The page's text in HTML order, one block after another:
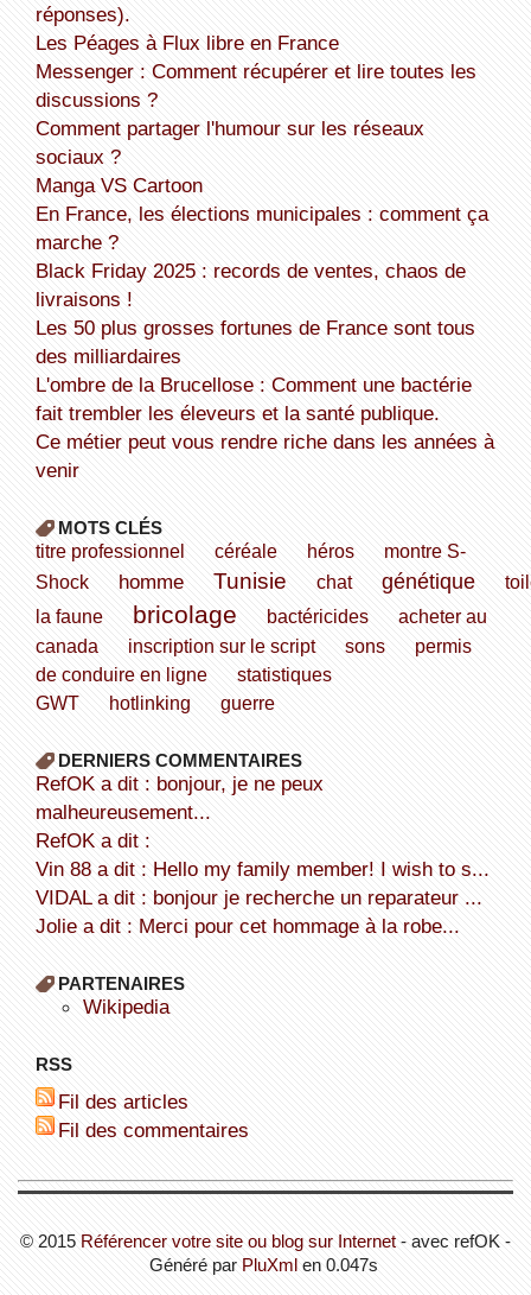
réponses).
Les Péages à Flux libre en France
Messenger : Comment récupérer et lire toutes les
discussions ?
Comment partager l'humour sur les réseaux
sociaux ?
Manga VS Cartoon
En France, les élections municipales : comment ça
marche ?
Black Friday 2025 : records de ventes, chaos de
livraisons !
Les 50 plus grosses fortunes de France sont tous
des milliardaires
L'ombre de la Brucellose : Comment une bactérie
fait trembler les éleveurs et la santé publique.
Ce métier peut vous rendre riche dans les années à
venir
MOTS CLÉS
titre professionnel céréale héros
montre S-
Shock
homme Tunisie chat génétique
la faune
bricolage bactéricides
acheter au
canada
inscription sur le script sons
permis
de conduire en ligne
statistiques
GWT
hotlinking guerre
DERNIERS COMMENTAIRES
refOK a dit : bonjour, je ne peux
malheureusement...
refOK a dit :
Vin 88 a dit : Hello my family member! I wish to s...
VIDAL a dit : bonjour je recherche un reparateur ...
Jolie a dit : Merci pour cet hommage à la robe...
PARTENAIRES
wikipedia
RSS
Fil des articles
Fil des commentaires
© 2015 Référencer votre site ou blog sur Internet - avec refOK -
Généré par PluXmlen 0.047s